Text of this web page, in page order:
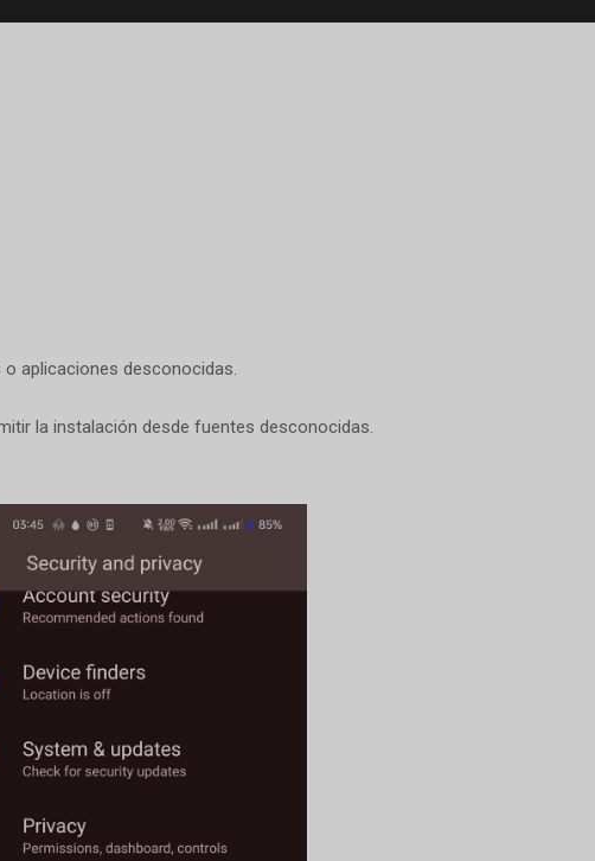
aplicaciones desconocidas.
la instalación desde fuentes desconocidas.